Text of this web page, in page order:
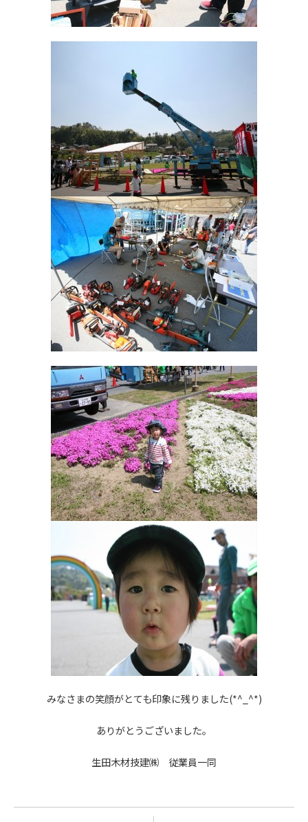
みなさまの笑顔がとても印象に残りました(*^_^*)
ありがとうございました。
生田木材技建㈱ 従業員一同